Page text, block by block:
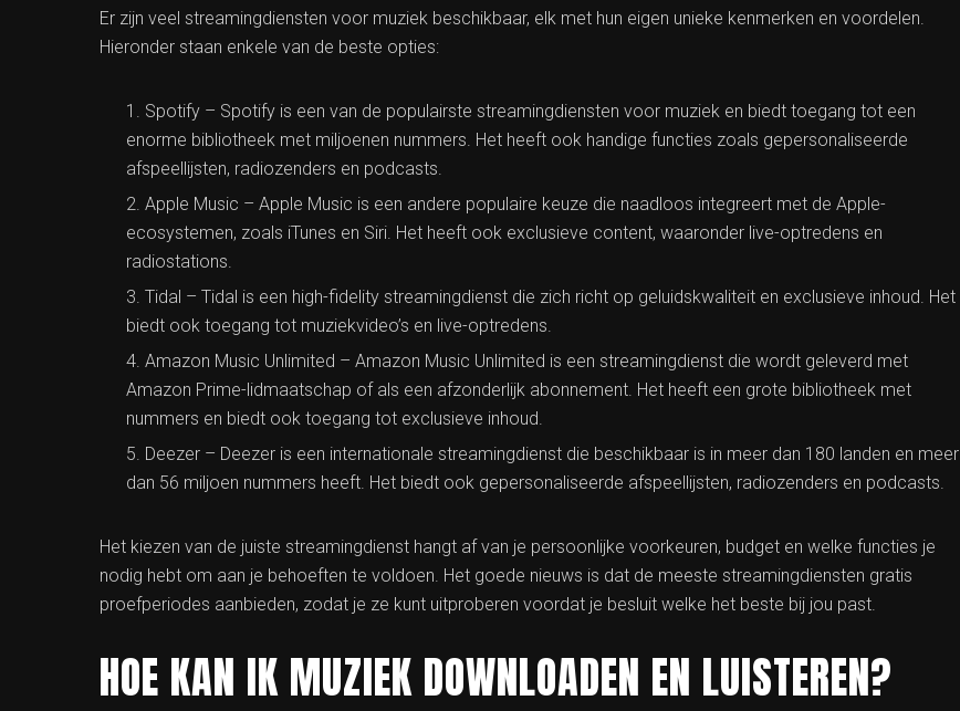
Er zijn veel streamingdiensten voor muziek beschikbaar, elk met hun eigen unieke kenmerken en voordelen.
Hieronder staan enkele van de beste opties:
Spotify – Spotify is een van de populairste streamingdiensten voor muziek en biedt toegang tot een
enorme bibliotheek met miljoenen nummers. Het heeft ook handige functies zoals gepersonaliseerde
afspeellijsten, radiozenders en podcasts.
Apple Music – Apple Music is een andere populaire keuze die naadloos integreert met de Apple-
ecosystemen, zoals iTunes en Siri. Het heeft ook exclusieve content, waaronder live-optredens en
radiostations.
Tidal – Tidal is een high-fidelity streamingdienst die zich richt op geluidskwaliteit en exclusieve inhoud. Het
biedt ook toegang tot muziekvideo’s en live-optredens.
Amazon Music Unlimited – Amazon Music Unlimited is een streamingdienst die wordt geleverd met
Amazon Prime-lidmaatschap of als een afzonderlijk abonnement. Het heeft een grote bibliotheek met
nummers en biedt ook toegang tot exclusieve inhoud.
Deezer – Deezer is een internationale streamingdienst die beschikbaar is in meer dan 180 landen en meer
dan 56 miljoen nummers heeft. Het biedt ook gepersonaliseerde afspeellijsten, radiozenders en podcasts.
Het kiezen van de juiste streamingdienst hangt af van je persoonlijke voorkeuren, budget en welke functies je
nodig hebt om aan je behoeften te voldoen. Het goede nieuws is dat de meeste streamingdiensten gratis
proefperiodes aanbieden, zodat je ze kunt uitproberen voordat je besluit welke het beste bij jou past.
HOE KAN IK MUZIEK DOWNLOADEN EN LUISTEREN?